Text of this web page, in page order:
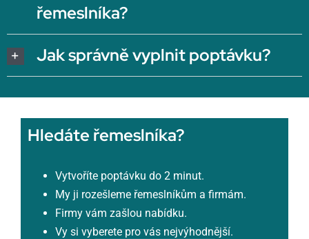
řemeslníka?
Jak správně vyplnit poptávku?
Hledáte řemeslníka?
Vytvoříte poptávku do 2 minut.
My ji rozešleme řemeslníkům a firmám.
Firmy vám zašlou nabídku.
Vy si vyberete pro vás nejvýhodnější.